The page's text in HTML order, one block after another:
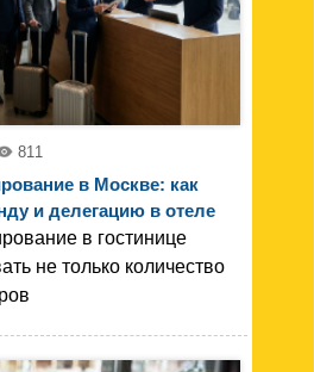
811
в Москве: как
и делегацию в отеле
в гостинице
не только количество